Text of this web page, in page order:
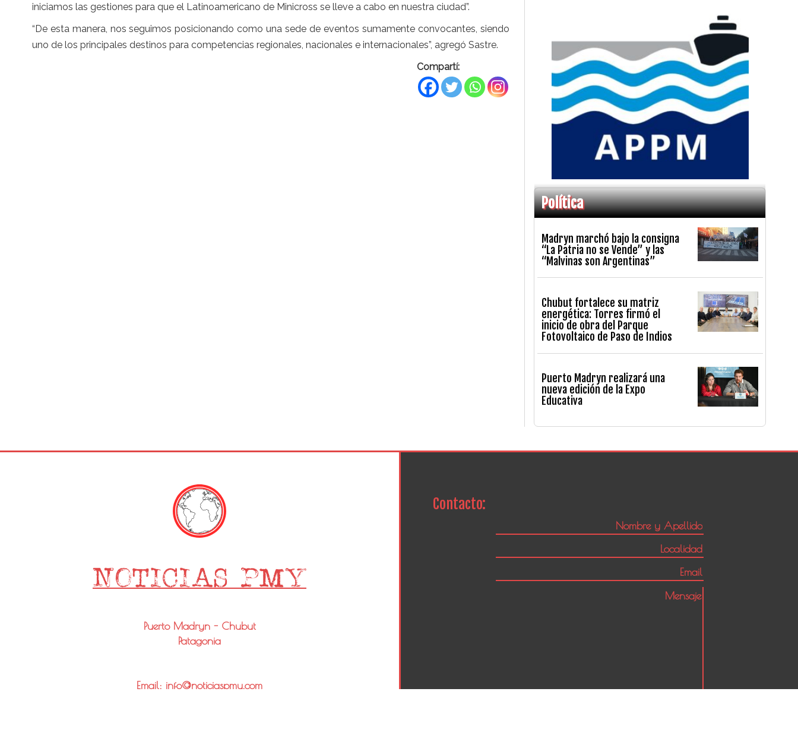
iniciamos las gestiones para que el Latinoamericano de Minicross se lleve a cabo en nuestra ciudad”.
“De esta manera, nos seguimos posicionando como una sede de eventos sumamente convocantes, siendo
uno de los principales destinos para competencias regionales, nacionales e internacionales”, agregó Sastre.
Compartí:
Política
Madryn marchó bajo la consigna
“La Patria no se Vende” y las
“Malvinas son Argentinas”
Chubut fortalece su matriz
energética: Torres firmó el
inicio de obra del Parque
Fotovoltaico de Paso de Indios
Puerto Madryn realizará una
nueva edición de la Expo
Educativa
Puerto Madryn - Chubut
Patagonia
Email: info@noticiaspmy.com
Contacto: